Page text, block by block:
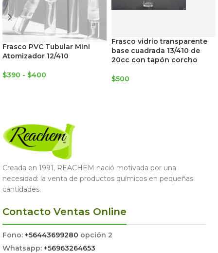
Frasco PVC Tubular Mini
Atomizador 12/410
$390 - $400
Frasco vidrio transparente
base cuadrada 13/410 de
20cc con tapón corcho
$500
Creada en 1991, REACHEM nació motivada por una
necesidad: la venta de productos químicos en pequeñas
cantidades.
Contacto Ventas Online
Fono: +56443699280 opción 2
Whatsapp: +56963264653